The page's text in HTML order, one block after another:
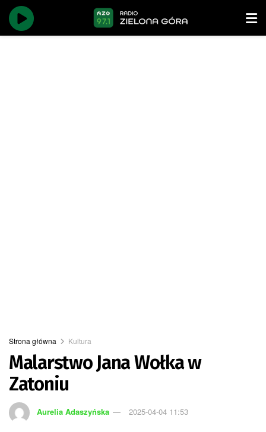
Strona główna Kultura
Malarstwo Jana Wołka w
Zatoniu
Aurelia Adaszyńska 2025-04-04 11:53